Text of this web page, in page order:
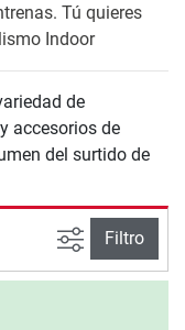
Tú quieres
Indoor
de
accesorios de
del surtido de
Busqueda
Filtro